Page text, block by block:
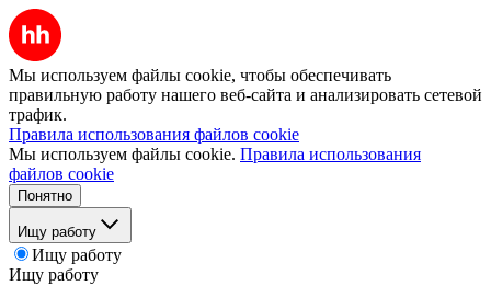
Мы используем файлы cookie, чтобы обеспечивать
правильную работу нашего веб-сайта и анализировать сетевой
трафик.
Правила использования файлов cookie
Мы используем файлы cookie. Правила использования
файлов cookie
Понятно
Ищу работу
Ищу работу
Ищу работу